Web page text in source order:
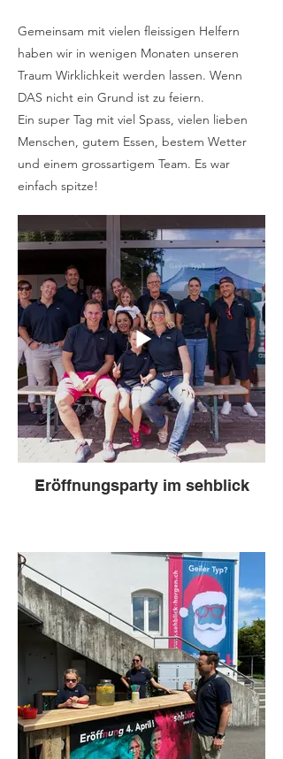
Gemeinsam mit vielen fleissigen Helfern
haben wir in wenigen Monaten unseren
Traum Wirklichkeit werden lassen. Wenn
DAS nicht ein Grund ist zu feiern.
Ein super Tag mit viel Spass, vielen lieben
Menschen, gutem Essen, bestem Wetter
und einem grossartigem Team. Es war
einfach spitze!
Eröffnungsparty im sehblick